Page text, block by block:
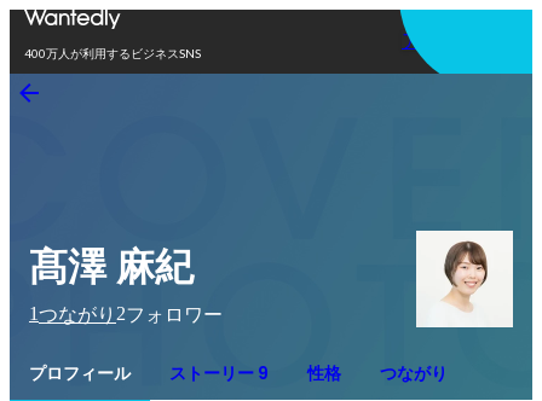
400万人が利用するビジネスSNS
アプリを使う
髙澤 麻紀
1つながり 2フォロワー
プロフィール ストーリー 9 性格 つながり